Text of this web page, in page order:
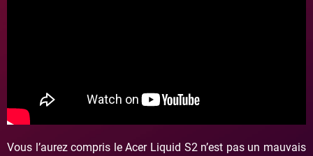
Vous l’aurez compris le Acer Liquid S2 n’est pas un mauvais